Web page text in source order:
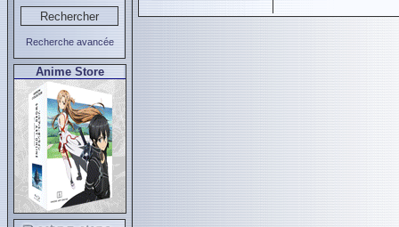
Recherche avancée
Anime Store